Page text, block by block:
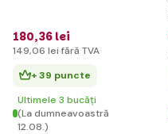
180,36 lei
149,06 lei fără TVA
+ 39 puncte
Ultimele 3 bucăți
(La dumneavoastră
12.08.)